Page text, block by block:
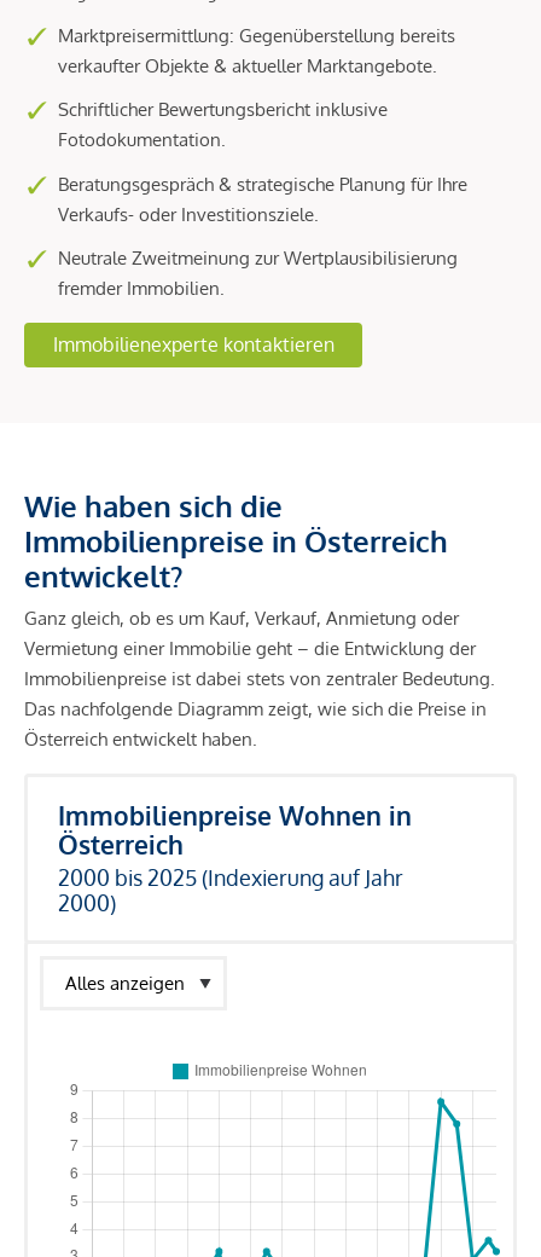
Marktpreisermittlung: Gegenüberstellung bereits
verkaufter Objekte & aktueller Marktangebote.
Schriftlicher Bewertungsbericht inklusive
Fotodokumentation.
Beratungsgespräch & strategische Planung für Ihre
Verkaufs- oder Investitionsziele.
Neutrale Zweitmeinung zur Wertplausibilisierung
fremder Immobilien.
Immobilienexperte kontaktieren
Wie haben sich die
Immobilienpreise in Österreich
entwickelt?
Ganz gleich, ob es um Kauf, Verkauf, Anmietung oder
Vermietung einer Immobilie geht – die Entwicklung der
Immobilienpreise ist dabei stets von zentraler Bedeutung.
Das nachfolgende Diagramm zeigt, wie sich die Preise in
Österreich entwickelt haben.
Immobilienpreise Wohnen in
Österreich
2000 bis 2025 (Indexierung auf Jahr
2000)